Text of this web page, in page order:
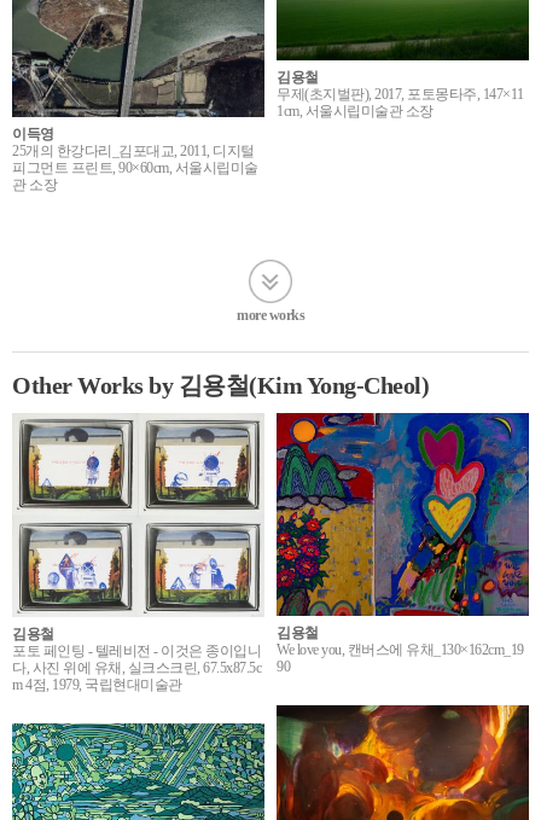
김용철
무제(초지벌판), 2017, 포토몽타주, 147×11
1cm, 서울시립미술관 소장
이득영
25개의 한강다리_김포대교, 2011, 디지털
피그먼트 프린트, 90×60cm, 서울시립미술
관 소장
more works
Other Works by 김용철(Kim Yong-Cheol)
김용철
포토 페인팅 - 텔레비전 - 이것은 종이입니
다, 사진 위에 유채, 실크스크린, 67.5x87.5c
m 4점, 1979, 국립현대미술관
김용철
We love you, 캔버스에 유채_130×162cm_19
90